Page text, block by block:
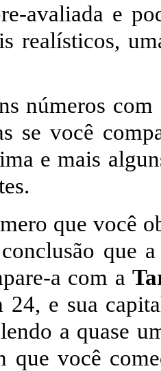
avaliada e
realísticos,
números
se você
e mais
que você
que
a com a
24, e sua
a quase
que você